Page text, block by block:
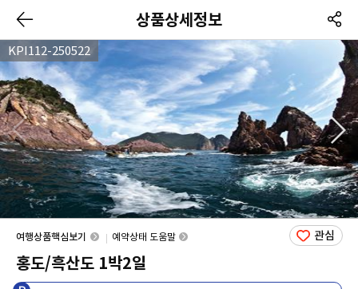
상품상세정보
KPI112-250522
여행상품핵심보기 예약상태 도움말
홍도/흑산도 1박2일
관심